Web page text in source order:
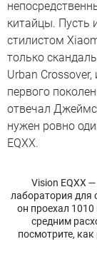
китайцы. Пусть
стилистом
только
Urban
первого
отвечал
нужен ровно
EQXX.
Vision EQXX
лаборатория для
он проехал
средним
посмотрите,